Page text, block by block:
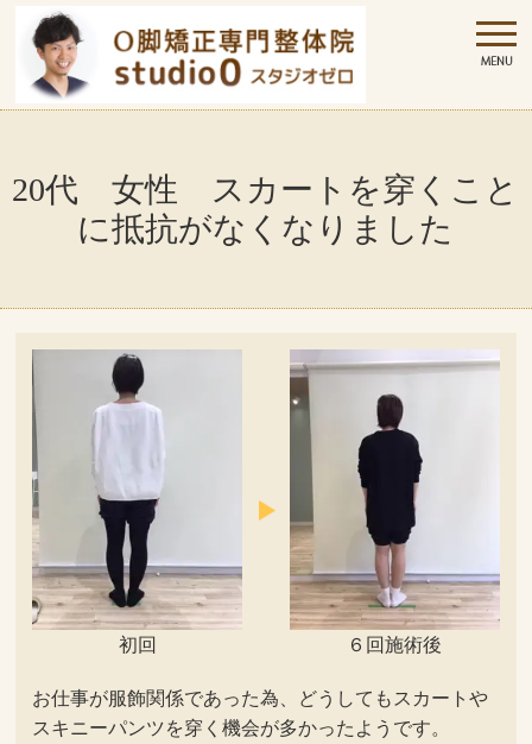
20代 女性 スカートを穿くこと
に抵抗がなくなりました
初回 ６回施術後
お仕事が服飾関係であった為、どうしてもスカートや
スキニーパンツを穿く機会が多かったようです。